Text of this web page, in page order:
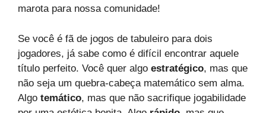
marota para nossa comunidade!
Se você é fã de jogos de tabuleiro para dois
jogadores, já sabe como é difícil encontrar aquele
título perfeito. Você quer algo estratégico, mas que
não seja um quebra-cabeça matemático sem alma.
Algo temático, mas que não sacrifique jogabilidade